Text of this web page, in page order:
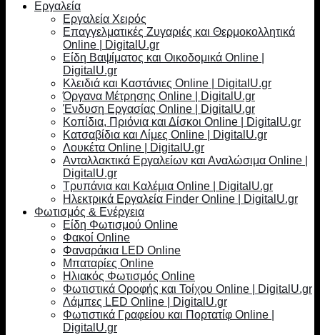
Εργαλεία
Εργαλεία Χειρός
Επαγγελματικές Ζυγαριές και Θερμοκολλητικά
Online | DigitalU.gr
Είδη Βαψίματος και Οικοδομικά Online |
DigitalU.gr
Κλειδιά και Καστάνιες Online | DigitalU.gr
Όργανα Μέτρησης Online | DigitalU.gr
Ένδυση Εργασίας Online | DigitalU.gr
Κοπίδια, Πριόνια και Δίσκοι Online | DigitalU.gr
Κατσαβίδια και Λίμες Online | DigitalU.gr
Λουκέτα Online | DigitalU.gr
Ανταλλακτικά Εργαλείων και Αναλώσιμα Online |
DigitalU.gr
Τρυπάνια και Καλέμια Online | DigitalU.gr
Ηλεκτρικά Εργαλεία Finder Online | DigitalU.gr
Φωτισμός & Ενέργεια
Είδη Φωτισμού Online
Φακοί Online
Φαναράκια LED Online
Μπαταρίες Online
Ηλιακός Φωτισμός Online
Φωτιστικά Οροφής και Τοίχου Online | DigitalU.gr
Λάμπες LED Online | DigitalU.gr
Φωτιστικά Γραφείου και Πορτατίφ Online |
DigitalU.gr